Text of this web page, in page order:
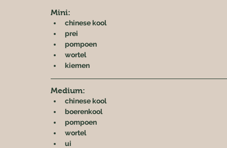
Mini:
chinese kool
prei
pompoen
wortel
kiemen
Medium:
chinese kool
boerenkool
pompoen
wortel
ui